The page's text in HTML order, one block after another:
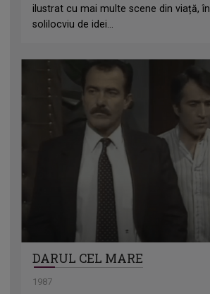
ilustrat cu mai multe scene din viață,
solilocviu de idei...
DARUL CEL MARE
1987